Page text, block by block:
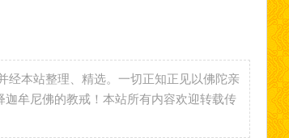
经本站整理、精选。一切正知正见以佛陀亲
牟尼佛的教戒！本站所有内容欢迎转载传